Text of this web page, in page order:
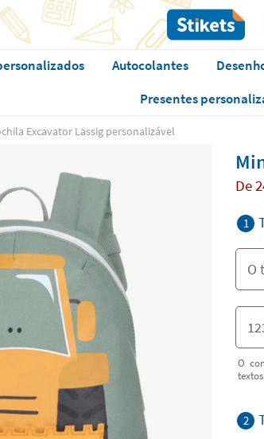
Autocolantes
Presentes
Excavator Lässig personalizável
De
1
O
2